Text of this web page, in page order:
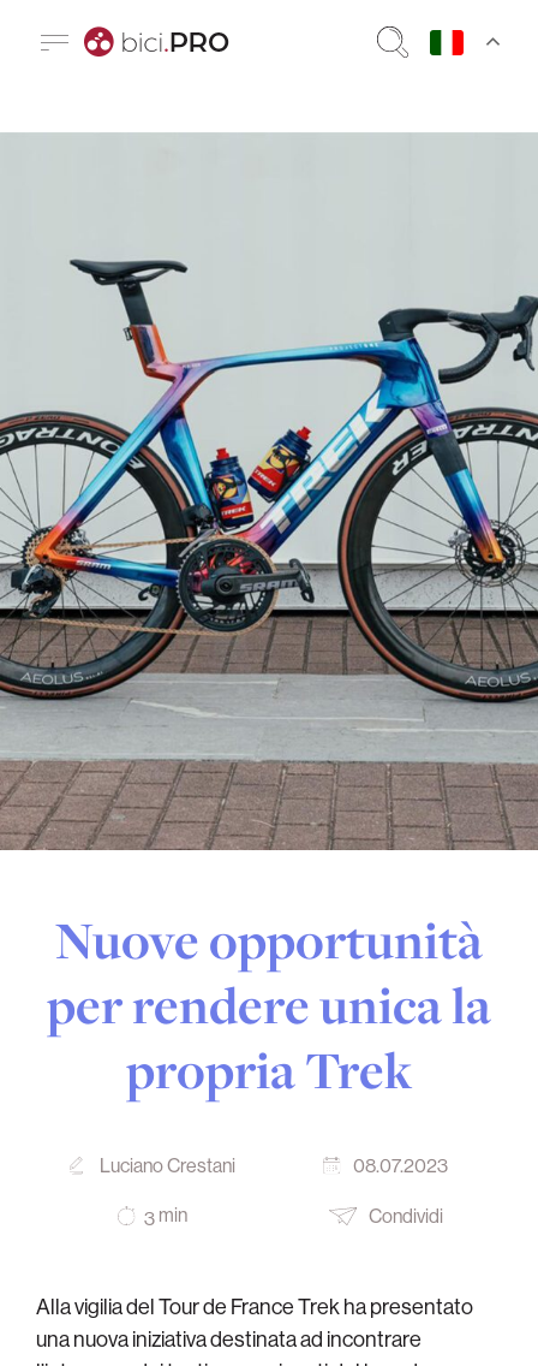
Nuove opportunità
per rendere unica la
propria Trek
Luciano Crestani 08.07.2023
3 min Condividi
Alla vigilia del Tour de France Trek ha presentato
una nuova iniziativa destinata ad incontrare